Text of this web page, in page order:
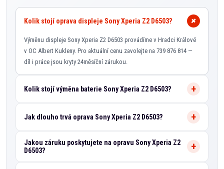
Kolik stojí oprava displeje Sony Xperia Z2 D6503?
Výměnu displeje Sony Xperia Z2 D6503 provádíme v Hradci Králové
v OC Albert Kukleny. Pro aktuální cenu zavolejte na 739 876 814 —
díl i práce jsou kryty 24měsíční zárukou.
Kolik stojí výměna baterie Sony Xperia Z2 D6503?
Jak dlouho trvá oprava Sony Xperia Z2 D6503?
Jakou záruku poskytujete na opravu Sony Xperia Z2
D6503?